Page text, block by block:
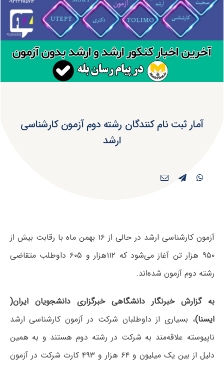
آمار ثبت نام کنندگان رشته دوم آزمون کارشناسی
ارشد
آزمون کارشناسی ارشد در حالی از ۱۶ بهمن ماه با رقابت بیش از
۹۵۰ هزار تن آغاز می‌شود که ۱۱۲هزار و ۶۰۵ داوطلب متقاضی
رشته دوم آزمون شده‌اند.
به گزارش خبرنگار دانشگاهی خبرگزاری دانشجویان ایران(
ایسنا)، بسیاری از داوطلبان شرکت در آزمون کارشناسی ارشد
ناپیوسته علاقه‌مند به شرکت در رشته دوم هستند و به همین
دلیل از بین یک میلیون و ۶۴ هزار و ۴۹۳ کارت شرکت در آزمون